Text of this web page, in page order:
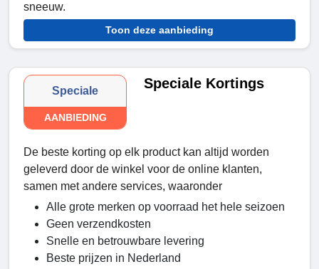
sneeuw.
Toon deze aanbieding
Speciale
AANBIEDING
Speciale Kortings
De beste korting op elk product kan altijd worden
geleverd door de winkel voor de online klanten,
samen met andere services, waaronder
Alle grote merken op voorraad het hele seizoen
Geen verzendkosten
Snelle en betrouwbare levering
Beste prijzen in Nederland